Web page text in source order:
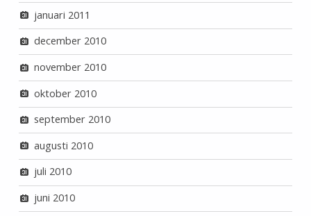
januari 2011
december 2010
november 2010
oktober 2010
september 2010
augusti 2010
juli 2010
juni 2010